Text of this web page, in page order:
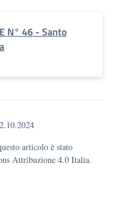
N° 46 - Santo
articolo è stato
Attribuzione 4.0 Italia.